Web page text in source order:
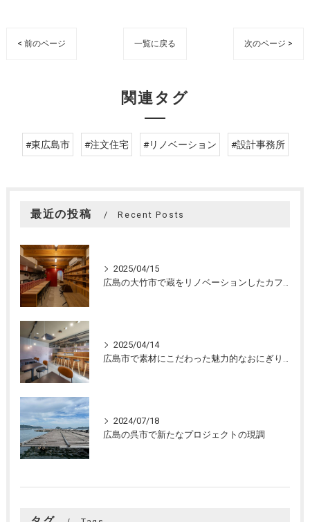
< 前のページ 一覧に戻る 次のページ >
関連タグ
#東広島市 #注文住宅 #リノベーション #設計事務所
最近の投稿 Recent Posts
2025/04/15
広島の大竹市で蔵をリノベーションしたカフェの設計。店舗設計、店舗デザインはasazu design office
2025/04/14
広島市で素材にこだわった魅力的なおにぎり屋さんの設計。店舗設計、店舗デザインはasazu design office
2024/07/18
広島の呉市で新たなプロジェクトの現調